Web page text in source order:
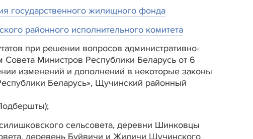
государственного жилищного фонда
районного исполнительного комитета
при решении вопросов административно-
Совета Министров Республики Беларусь от 6
изменений и дополнений в некоторые законы
Беларусь», Щучинский районный
сельсовета, деревни Шинковцы
деревень Буйвичи и Жиличи Щучинского